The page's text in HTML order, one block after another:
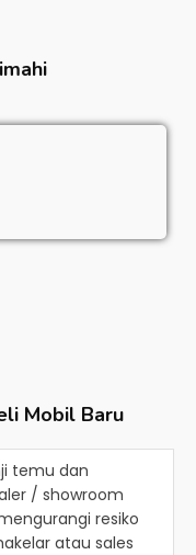
Mobil Baru
temu dan
/ showroom
resiko
atau sales